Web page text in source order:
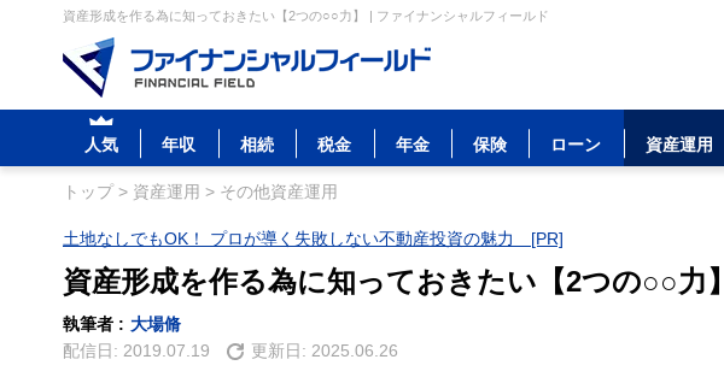
資産形成を作る為に知っておきたい【2つの○○力】 | ファイナンシャルフィールド
人気 年収 相続 税金 年金 保険 ローン 資産運用
トップ> 資産運用 > その他資産運用
土地なしでもOK！ プロが導く失敗しない不動産投資の魅力 [PR]
資産形成を作る為に知っておきたい【2つの○○力】
執筆者 : 大場脩
配信日: 2019.07.19 更新日: 2025.06.26